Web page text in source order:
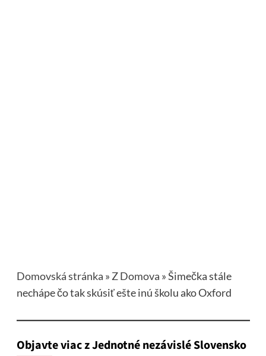
Domovská stránka »Z Domova »Šimečka stále
nechápe čo tak skúsiť ešte inú školu ako Oxford
Objavte viac z Jednotné nezávislé Slovensko